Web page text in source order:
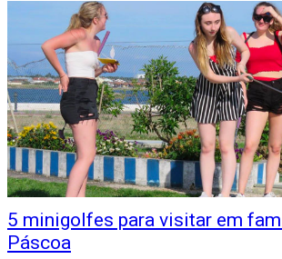
5 minigolfes para visitar em
Páscoa